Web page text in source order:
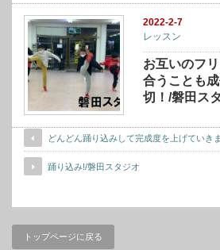
2022-2-7
レッスン
お互いのフ
合うことも
切！/磐田ス
どんどん踊り込みして完成度を上げていき
踊り込み!/磐田スタジオ
トップページに戻る